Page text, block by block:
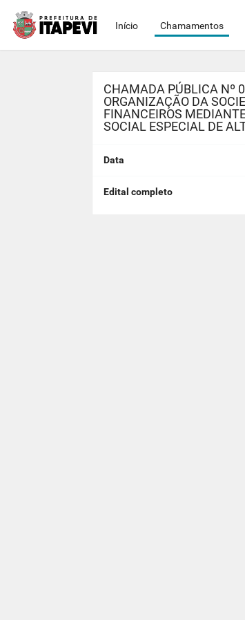
Início Chamamentos
CHAMADA PÚBLICA Nº
ORGANIZAÇÃO DA
FINANCEIROS
SOCIAL ESPECIAL DE
Data
Edital completo